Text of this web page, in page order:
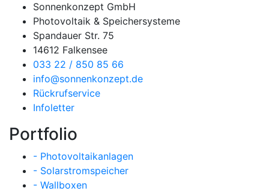
Sonnenkonzept GmbH
Photovoltaik & Speichersysteme
Spandauer Str. 75
14612 Falkensee
033 22 / 850 85 66
info@sonnenkonzept.de
Rückrufservice
Infoletter
Portfolio
- Photovoltaikanlagen
- Solarstromspeicher
- Wallboxen